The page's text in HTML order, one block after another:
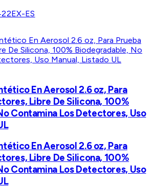
ES
En Aerosol 2.6 oz, Para
Libre De Silicona, 100%
Contamina Los Detectores, Uso
En Aerosol 2.6 oz, Para
Libre De Silicona, 100%
Contamina Los Detectores, Uso